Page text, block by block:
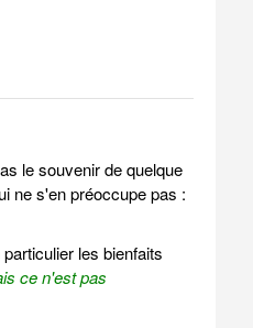
le souvenir de quelque
ne s'en préoccupe pas :
les bienfaits
ce n'est pas